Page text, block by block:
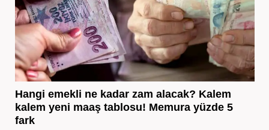
Hangi emekli ne kadar zam alacak? Kalem
kalem yeni maaş tablosu! Memura yüzde 5
fark